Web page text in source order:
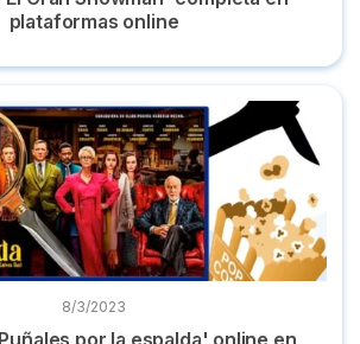
plataformas online
por la espalda' online en castellano
8/3/2023